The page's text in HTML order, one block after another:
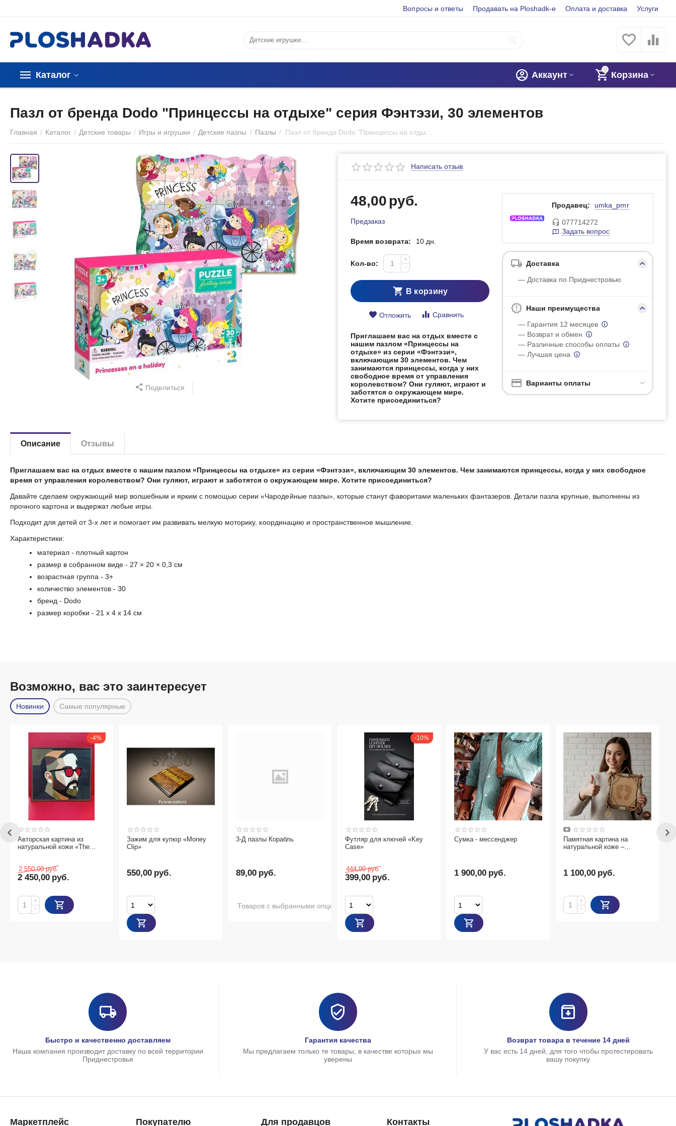
Вопросы и ответы Продавать на Ploshadk-e Оплата и доставка Услуги
Каталог
0
Корзина
Аккаунт
Пазл от бренда Dodo "Принцессы на отдыхе" серия Фэнтэзи, 30 элементов
Главная / Каталог / Детские товары / Игры и игрушки / Детские пазлы / Пазлы /
Поделиться
Написать отзыв
48,00руб.
Предзаказ
Время возврата: 10 дн.
Кол-во:
+
−
В корзину
Отложить Сравнить
Приглашаем вас на отдых вместе с
нашим пазлом «Принцессы на
отдыхе» из серии «Фэнтэзи»,
включающим 30 элементов. Чем
занимаются принцессы, когда у них
свободное время от управления
королевством? Они гуляют, играют и
заботятся о окружающем мире.
Хотите присоединиться?
Продавец: umka_pmr
077714272
Задать вопрос
Доставка
— Доставка по Приднестровью
Наши преимущества
— Гарантия 12 месяцев
— Возврат и обмен
— Различные способы оплаты
— Лучшая цена
Варианты оплаты
Описание Отзывы
Приглашаем вас на отдых вместе с нашим пазлом «Принцессы на отдыхе» из серии «Фэнтэзи», включающим 30 элементов. Чем занимаются принцессы, когда у них свободное
время от управления королевством? Они гуляют, играют и заботятся о окружающем мире. Хотите присоединиться?
Давайте сделаем окружающий мир волшебным и ярким с помощью серии «Чародейные пазлы», которые станут фаворитами маленьких фантазеров. Детали пазла крупные, выполнены из
прочного картона и выдержат любые игры.
Подходит для детей от 3-х лет и помогает им развивать мелкую моторику, координацию и пространственное мышление.
Характеристики:
материал - плотный картон
размер в собранном виде - 27 × 20 × 0,3 см
возрастная группа - 3+
количество элементов - 30
бренд - Dodo
размер коробки - 21 x 4 x 14 cм
Возможно, вас это заинтересует
Новинки Самые популярные
Зажим для купюр «Money
Clip»
550,00
3-Д пазлы Корабль
89,00
Товаров с выбранными опциями нет в наличии
Футляр для ключей «Key
444,00
399,00
Сумка - мессенджер
1 900,00
Памятная картина на
1 100,00
Быстро и качественно доставляем
Наша компания производит доставку по всей территории
Приднестровья
Гарантия качества
Мы предлагаем только те товары, в качестве которых мы
уверены
Возврат товара в течение 14 дней
У вас есть 14 дней, для того чтобы протестировать
вашу покупку
Маркетплейс Покупателю Для продавцов Контакты